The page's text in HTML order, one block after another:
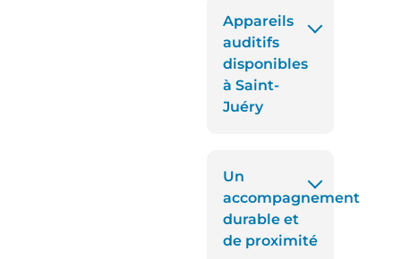
Appareils
auditifs
disponibles
à Saint-
Juéry
Un
accompagnement
durable et
de proximité